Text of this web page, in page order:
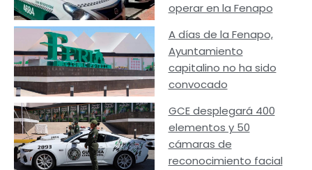
operar en la Fenapo
A días de la Fenapo,
Ayuntamiento
capitalino no ha sido
convocado
GCE desplegará 400
elementos y 50
cámaras de
reconocimiento facial